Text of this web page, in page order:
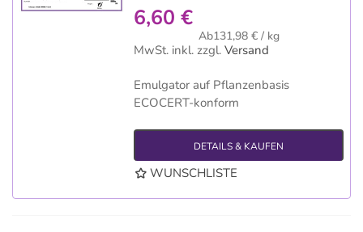
6,60 €
Ab131,98 € / kg
MwSt. inkl. zzgl. Versand
Emulgator auf Pflanzenbasis
ECOCERT-konform
DETAILS & KAUFEN
WUNSCHLISTE